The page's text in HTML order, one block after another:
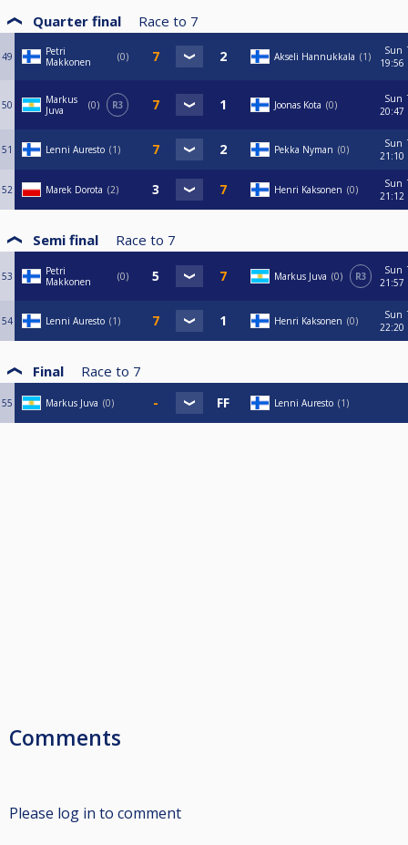
Quarter final Race to 7
49
Petri
Makkonen
0 Akseli Hannukkala 1
Sun
19:56
50
Markus
Juva
0 R3 Joonas Kota 0
Sun
20:47
51 Lenni Auresto 1 Pekka Nyman 0
Sun
21:10
52 Marek Dorota 2 Henri Kaksonen 0
Sun
21:12
Semi final Race to 7
53
Petri
Makkonen
0 Markus Juva 0 R3
Sun
21:57
54 Lenni Auresto 1 Henri Kaksonen 0
Sun
22:20
Final Race to 7
55 Markus Juva 0 Lenni Auresto 1
Comments
Please log in to comment